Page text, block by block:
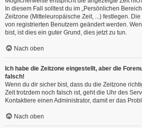
In diesem Fall solltest du im „Persönlichen
Zeitzone (Mitteleuropäische Zeit, ...) festlegen.
von registrierten Benutzern geändert werden.
bist, ist dies ein guter Grund, dies jetzt zu tun.
Nach oben
Ich habe die Zeitzone eingestellt, aber die
falsch!
Wenn du dir sicher bist, dass du die Zeitzone
Zeit trotzdem noch falsch ist, geht die Uhr des
Kontaktiere einen Administrator, damit er das
Nach oben